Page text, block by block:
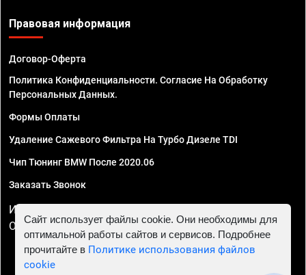
Правовая информация
Договор-Оферта
Политика Конфиденциальности. Согласие На Обработку
Персональных Данных.
Формы Оплаты
Удаление Сажевого Фильтра На Турбо Дизеле TDI
Чип Тюнинг BMW После 2020.06
Заказать Звонок
ИП Смирнов Георгий Павлович. ИНН 781302555843,
ОГРНИП 324470400032610
Сайт использует файлы cookie. Они необходимы для
оптимальной работы сайтов и сервисов. Подробнее
прочитайте в Политике использования файлов
cookie